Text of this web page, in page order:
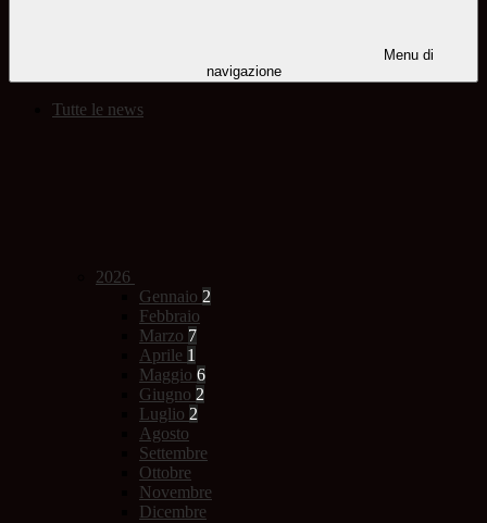
Menu di
navigazione
Tutte le news
2026
Gennaio 2
Febbraio
Marzo 7
Aprile 1
Maggio 6
Giugno 2
Luglio 2
Agosto
Settembre
Ottobre
Novembre
Dicembre